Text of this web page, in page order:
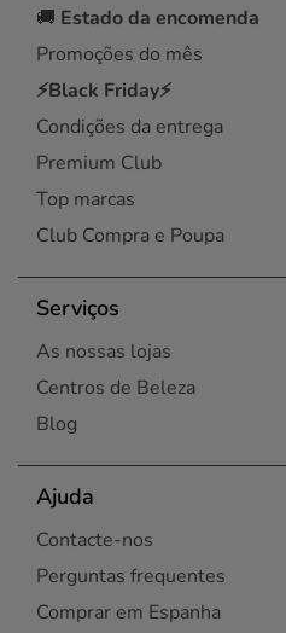
🚚 Estado da encomenda
Promoções do mês
⚡Black Friday⚡
Condições da entrega
Premium Club
Top marcas
Club Compra e Poupa
Serviços
As nossas lojas
Centros de Beleza
Blog
Ajuda
Contacte-nos
Perguntas frequentes
Comprar em Espanha